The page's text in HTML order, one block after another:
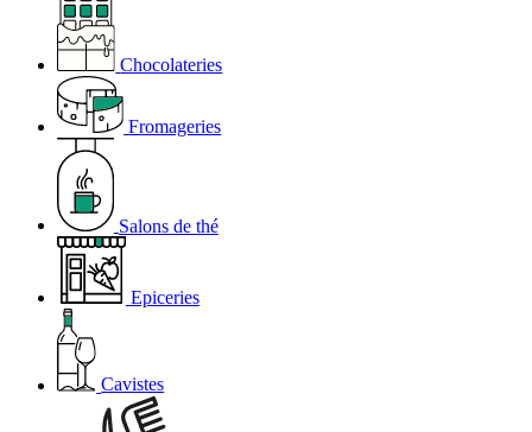
Chocolateries
Fromageries
Salons de thé
Epiceries
Cavistes